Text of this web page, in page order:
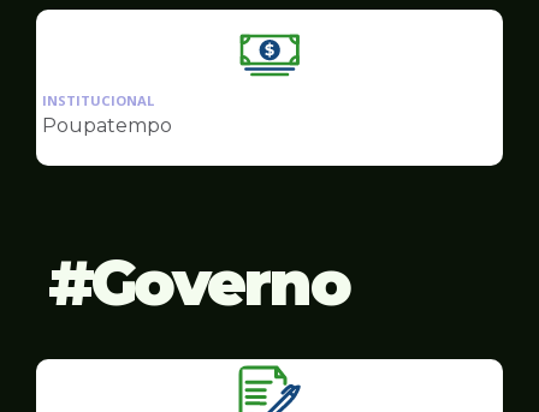
Ilustração
Finanças
INSTITUCIONAL
Poupatempo
Governo